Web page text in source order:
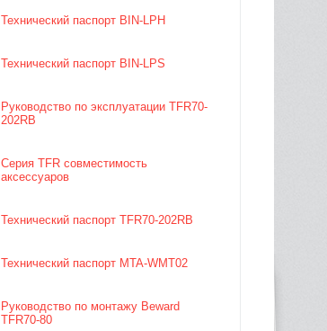
Технический паспорт BIN-LPH
Технический паспорт BIN-LPS
Руководство по эксплуатации TFR70-
202RB
Серия TFR совместимость
аксессуаров
Технический паспорт TFR70-202RB
Технический паспорт MTA-WMT02
Руководство по монтажу Beward
TFR70-80